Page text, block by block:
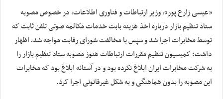
«عیسی زارع پور»، وزیر ارتباطات و فناوری اطلاعات، در خصوص مصوبه
ستاد تنظیم بازار درباره اخذ هزینه بابت خدمات مکالمه صوتی تلفن ثابت که
توسط مخابرات اجرا شد و سپس با مخالفت شورای رقابت مواجه شد، اظهار
داشت: کمیسیون تنظیم مقررات ارتباطات هنوز مصوبه ستاد تنظیم بازار را
به شرکت مخابرات ایران ابلاغ نکرده بود و در آستانه ابلاغ بود که مخابرات
این مصوبه را بدون هماهنگی و به شکل غیرقانونی اجرا کرد.